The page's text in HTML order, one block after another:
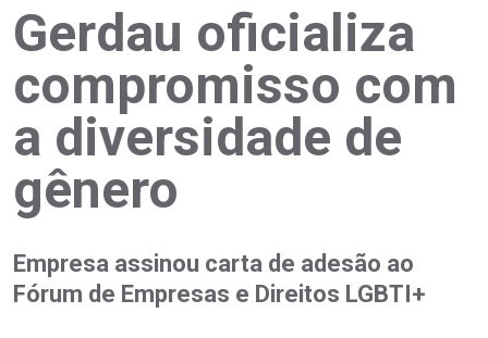
Gerdau oficializa
compromisso com
a diversidade de
gênero
Empresa assinou carta de adesão ao
Fórum de Empresas e Direitos LGBTI+